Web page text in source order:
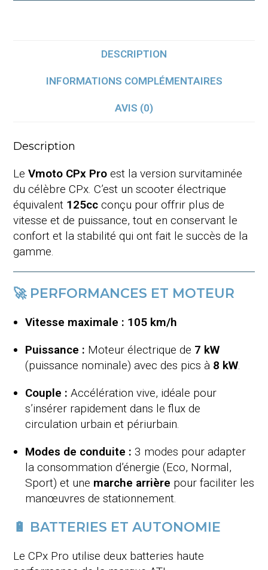
DESCRIPTION
INFORMATIONS COMPLÉMENTAIRES
AVIS (0)
Description
LeVmoto CPx Pro est la version survitaminée
du célèbre CPx.C’est un scooter électrique
équivalent 125cc conçu pour offrir plus de
vitesse et de puissance, tout en conservant le
confort et la stabilité qui ont fait le succès de la
gamme.
🚀 PERFORMANCES ET MOTEUR
Vitesse maximale : 105 km/h
Puissance : Moteur électrique de 7 kW
(puissance nominale) avec des pics à 8 kW.
Couple : Accélération vive, idéale pour
s’insérer rapidement dans le flux de
circulation urbain et périurbain.
Modes de conduite : 3 modes pour adapter
la consommation d’énergie (Eco, Normal,
Sport) et une marche arrière pour faciliter les
manœuvres de stationnement.
🔋 BATTERIES ET AUTONOMIE
Le CPx Pro utilise deux batteries haute